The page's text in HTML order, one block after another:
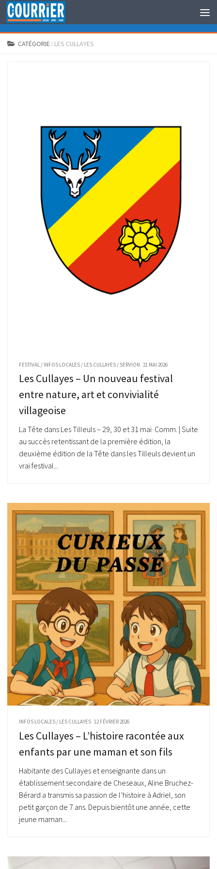
Au dessous du contenu
CATÉGORIE : LES CULLAYES
FESTIVAL / INFOS LOCALES / LES CULLAYES / SERVION 21 MAI 2026
Les Cullayes – Un nouveau festival
entre nature, art et convivialité
villageoise
La Tête dans Les Tilleuls – 29, 30 et 31 mai Comm. | Suite
au succès retentissant de la première édition, la
deuxième édition de la Tête dans les Tilleuls devient un
vrai festival...
INFOS LOCALES / LES CULLAYES 12 FÉVRIER 2026
Les Cullayes – L’histoire racontée aux
enfants par une maman et son fils
Habitante des Cullayes et enseignante dans un
établissement secondaire de Cheseaux, Aline Bruchez-
Bérard a transmis sa passion de l’histoire à Adriel, son
petit garçon de 7 ans. Depuis bientôt une année, cette
jeune maman...